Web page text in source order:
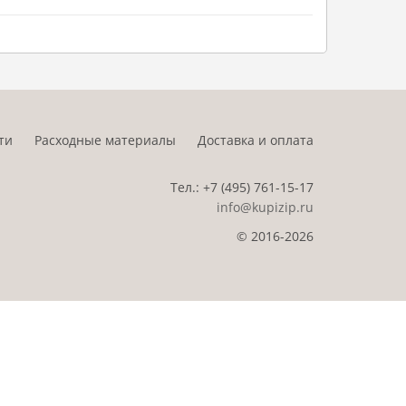
Расходные материалы Доставка и оплата
Тел.: +7 (495) 761-15-17
info@kupizip.ru
© 2016-2026